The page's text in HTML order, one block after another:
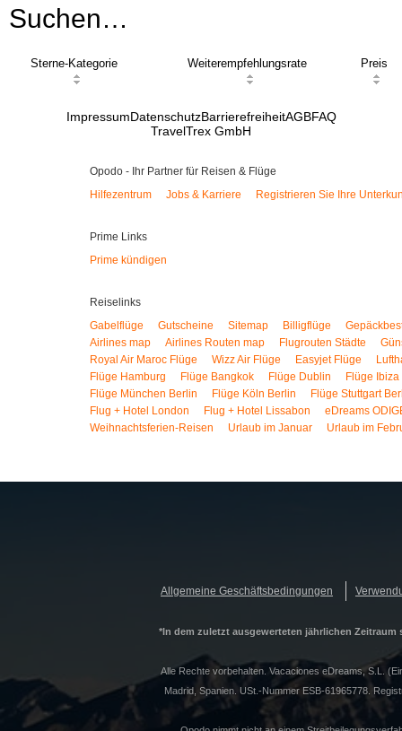
Suchen…
Sterne-Kategorie Weiterempfehlungsrate Preis
ImpressumDatenschutzBarrierefreiheitAGBFAQ
TravelTrex GmbH